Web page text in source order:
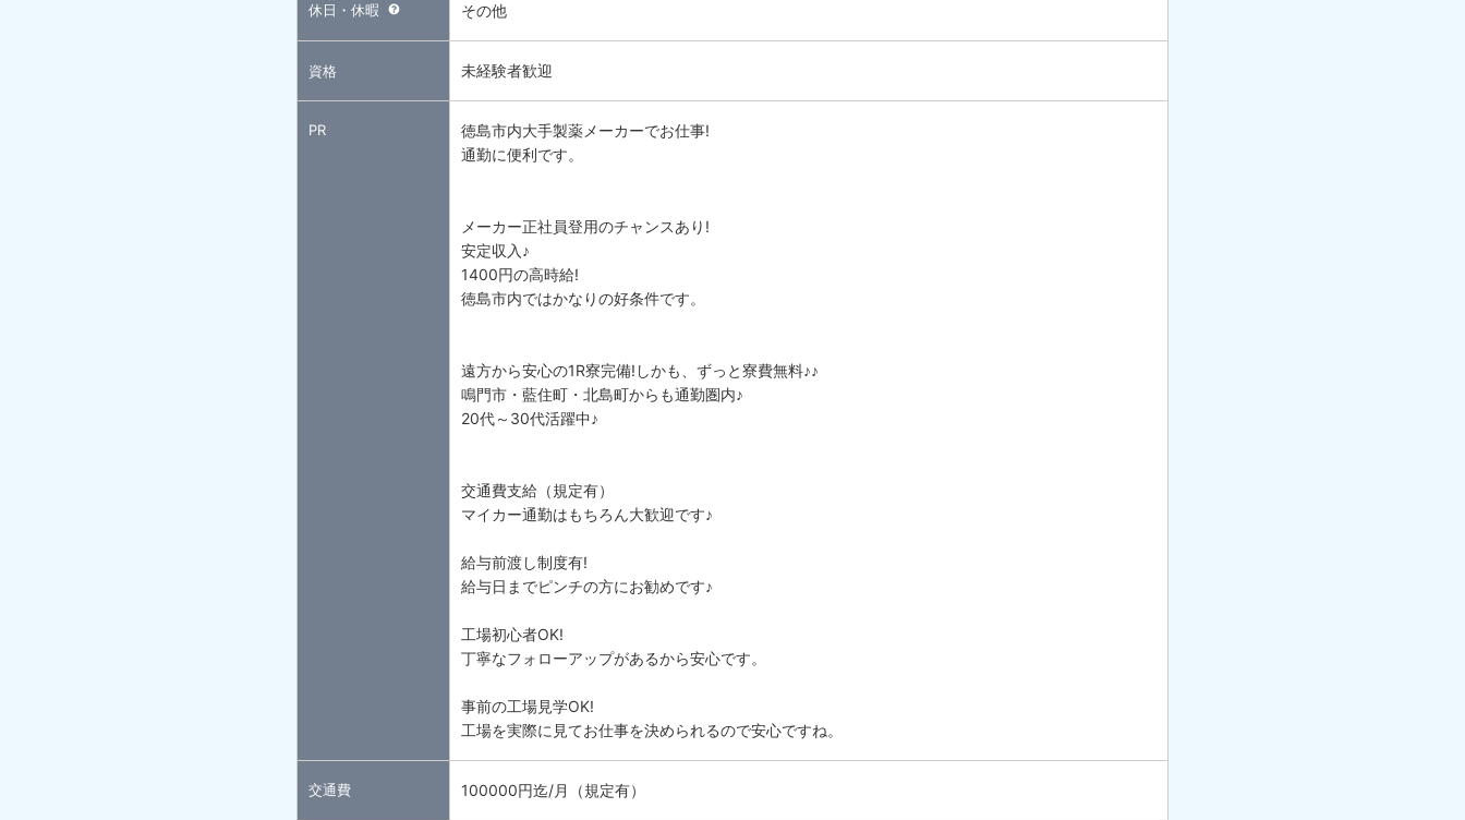
休日・休暇 その他
資格 未経験者歓迎
PR
徳島市内大手製薬メーカーでお仕事!
通勤に便利です。
メーカー正社員登用のチャンスあり!
安定収入♪
1400円の高時給!
徳島市内ではかなりの好条件です。
遠方から安心の1R寮完備!しかも、ずっと寮費無料♪♪
鳴門市・藍住町・北島町からも通勤圏内♪
20代～30代活躍中♪
交通費支給（規定有）
マイカー通勤はもちろん大歓迎です♪
給与前渡し制度有!
給与日までピンチの方にお勧めです♪
工場初心者OK!
丁寧なフォローアップがあるから安心です。
事前の工場見学OK!
工場を実際に見てお仕事を決められるので安心ですね。
交通費 100000円迄/月（規定有）